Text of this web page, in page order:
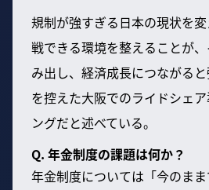
規制が強すぎる日本の現状を
戦できる環境を整えることが
み出し、経済成長につながる
を控えた大阪でのライドシェ
ングだと述べている。
Q. 年金制度の課題は何か？
年金制度については「今のま